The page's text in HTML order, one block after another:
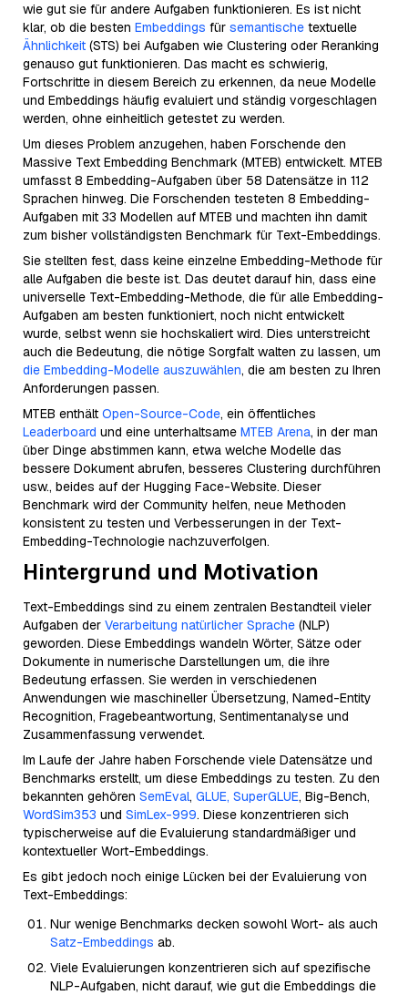
wie gut sie für andere Aufgaben funktionieren. Es ist nicht
klar, ob die besten Embeddings für semantische textuelle
Ähnlichkeit (STS) bei Aufgaben wie Clustering oder Reranking
genauso gut funktionieren. Das macht es schwierig,
Fortschritte in diesem Bereich zu erkennen, da neue Modelle
und Embeddings häufig evaluiert und ständig vorgeschlagen
werden, ohne einheitlich getestet zu werden.
Um dieses Problem anzugehen, haben Forschende den
Massive Text Embedding Benchmark (MTEB) entwickelt. MTEB
umfasst 8 Embedding-Aufgaben über 58 Datensätze in 112
Sprachen hinweg. Die Forschenden testeten 8 Embedding-
Aufgaben mit 33 Modellen auf MTEB und machten ihn damit
zum bisher vollständigsten Benchmark für Text-Embeddings.
Sie stellten fest, dass keine einzelne Embedding-Methode für
alle Aufgaben die beste ist. Das deutet darauf hin, dass eine
universelle Text-Embedding-Methode, die für alle Embedding-
Aufgaben am besten funktioniert, noch nicht entwickelt
wurde, selbst wenn sie hochskaliert wird. Dies unterstreicht
auch die Bedeutung, die nötige Sorgfalt walten zu lassen, um
die Embedding-Modelle auszuwählen, die am besten zu Ihren
Anforderungen passen.
MTEB enthält Open-Source-Code, ein öffentliches
Leaderboard und eine unterhaltsame MTEB Arena, in der man
über Dinge abstimmen kann, etwa welche Modelle das
bessere Dokument abrufen, besseres Clustering durchführen
usw., beides auf der Hugging Face-Website. Dieser
Benchmark wird der Community helfen, neue Methoden
konsistent zu testen und Verbesserungen in der Text-
Embedding-Technologie nachzuverfolgen.
Hintergrund und Motivation
Text-Embeddings sind zu einem zentralen Bestandteil vieler
Aufgaben der Verarbeitung natürlicher Sprache (NLP)
geworden. Diese Embeddings wandeln Wörter, Sätze oder
Dokumente in numerische Darstellungen um, die ihre
Bedeutung erfassen. Sie werden in verschiedenen
Anwendungen wie maschineller Übersetzung, Named-Entity
Recognition, Fragebeantwortung, Sentimentanalyse und
Zusammenfassung verwendet.
Im Laufe der Jahre haben Forschende viele Datensätze und
Benchmarks erstellt, um diese Embeddings zu testen. Zu den
bekannten gehören SemEval, GLUE, SuperGLUE, Big-Bench,
WordSim353 und SimLex-999. Diese konzentrieren sich
typischerweise auf die Evaluierung standardmäßiger und
kontextueller Wort-Embeddings.
Es gibt jedoch noch einige Lücken bei der Evaluierung von
Text-Embeddings:
Nur wenige Benchmarks decken sowohl Wort- als auch
Satz-Embeddings ab.
Viele Evaluierungen konzentrieren sich auf spezifische
NLP-Aufgaben, nicht darauf, wie gut die Embeddings die